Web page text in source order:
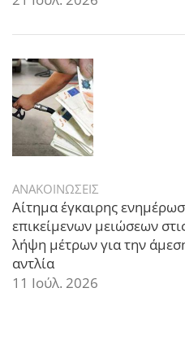
ΑΝΑΚΟΙΝΩΣΕΙΣ
Αίτημα έγκαιρης
επικείμενων μειώσεων
λήψη μέτρων για την
αντλία
11 Ιούλ. 2026